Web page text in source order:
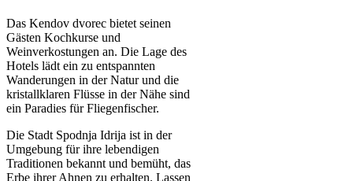
Das Kendov dvorec bietet seinen
Gästen Kochkurse und
Weinverkostungen an. Die Lage des
Hotels lädt ein zu entspannten
Wanderungen in der Natur und die
kristallklaren Flüsse in der Nähe sind
ein Paradies für Fliegenfischer.
Die Stadt Spodnja Idrija ist in der
Umgebung für ihre lebendigen
Traditionen bekannt und bemüht, das
Erbe ihrer Ahnen zu erhalten. Lassen